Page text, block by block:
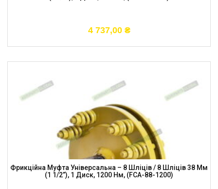
4 737,00 ₴
Фрикційна Муфта Універсальна – 8 Шліців / 8 Шліців 38 Мм
(1 1/2”), 1 Диск, 1200 Нм, (FCA-88-1200)